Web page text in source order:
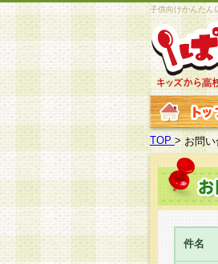
子供向けかんたん
TOP >お問い
件名